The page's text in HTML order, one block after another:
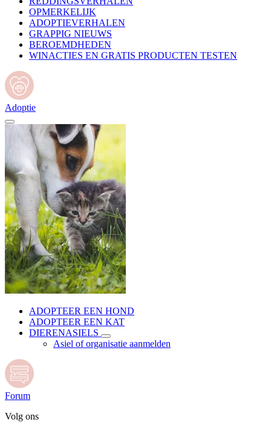
OPMERKELIJK
ADOPTIEVERHALEN
GRAPPIG NIEUWS
BEROEMDHEDEN
WINACTIES EN GRATIS PRODUCTEN TESTEN
Adoptie
ADOPTEER EEN HOND
ADOPTEER EEN KAT
DIERENASIELS
Asiel of organisatie aanmelden
Forum
Volg ons